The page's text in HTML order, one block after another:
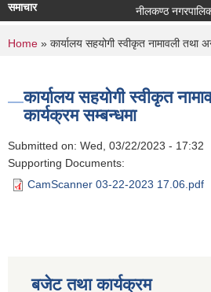
समाचार नीलकण्ठ
You are here
Home » कार्यालय सहयोगी स्वीकृत नामावली तथा
कार्यालय सहयोगी स्वीकृत
कार्यक्रम सम्बन्धमा
Submitted on: Wed, 03/22/2023 - 17:32
Supporting Documents:
CamScanner 03-22-2023 17.06.pdf
बजेट तथा कार्यक्रम